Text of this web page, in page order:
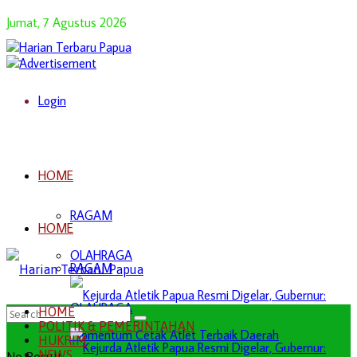
Jumat, 7 Agustus 2026
Login
HOME
RAGAM
OLAHRAGA
HOME
RAGAM
OLAHRAGA
HOME
POLITIK & PEMERINTAHAN
HUKRIM